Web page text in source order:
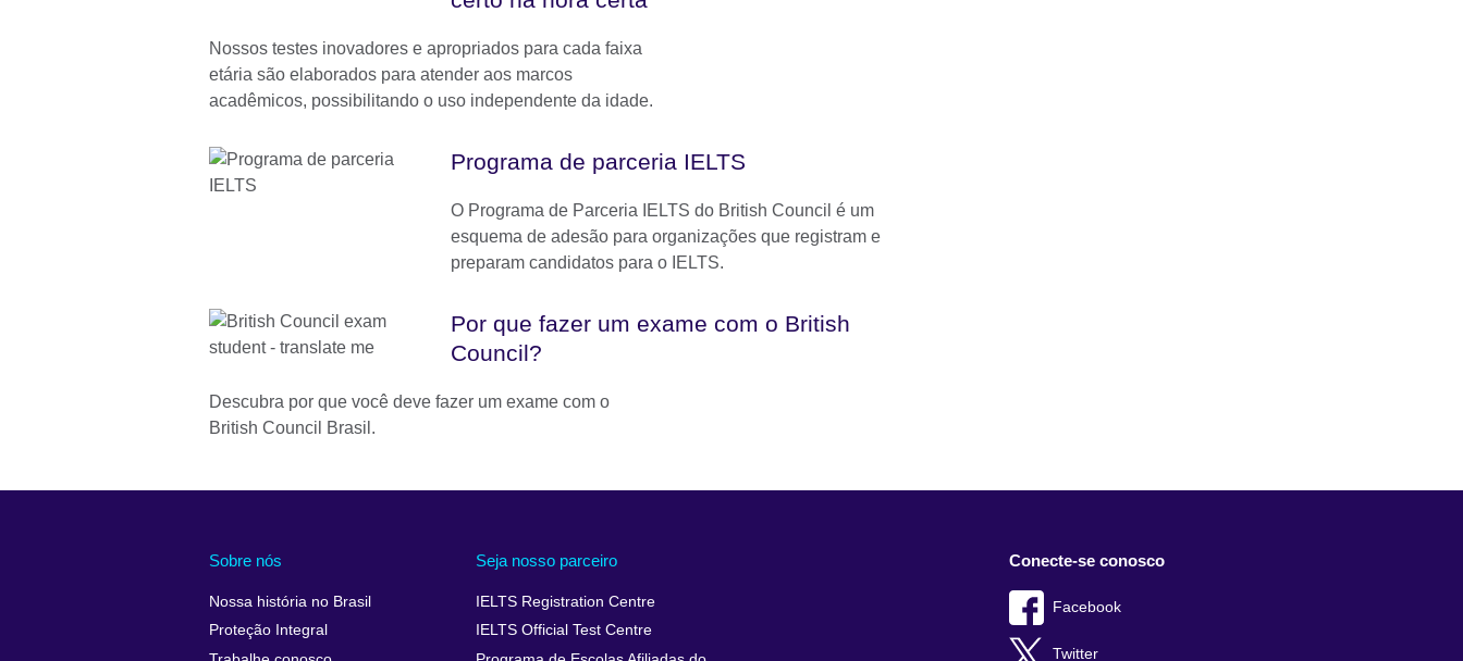
Nossos testes inovadores e apropriados para cada faixa
etária são elaborados para atender aos marcos
acadêmicos, possibilitando o uso independente da idade.
Programa de parceria IELTS
O Programa de Parceria IELTS do British Council é um
esquema de adesão para organizações que registram e
preparam candidatos para o IELTS.
Por que fazer um exame com o British
Council?
Descubra por que você deve fazer um exame com o
British Council Brasil.
Sobre nós
Nossa história no Brasil
Proteção Integral
Seja nosso parceiro
IELTS Registration Centre
IELTS Official Test Centre
Conecte-se conosco
Facebook
Twitter